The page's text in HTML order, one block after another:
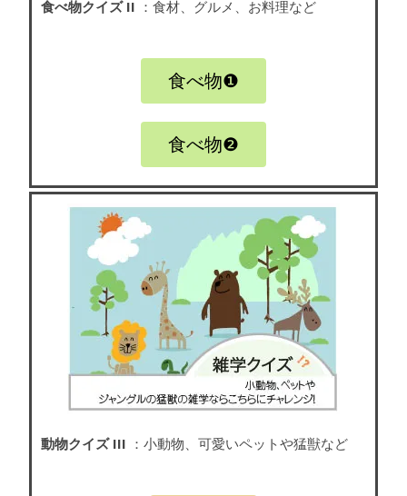
食べ物クイズ II ：食材、グルメ、お料理など
食べ物❶
食べ物❷
動物クイズ III ：小動物、可愛いペットや猛獣など